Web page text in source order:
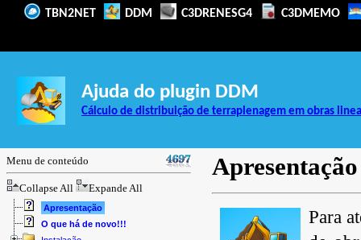
TBN2NET DDM C3DRENESG4 C3DMEMO
Ajuda do plugin DDM
Cálculo de distribuição de terraplenagem em obras